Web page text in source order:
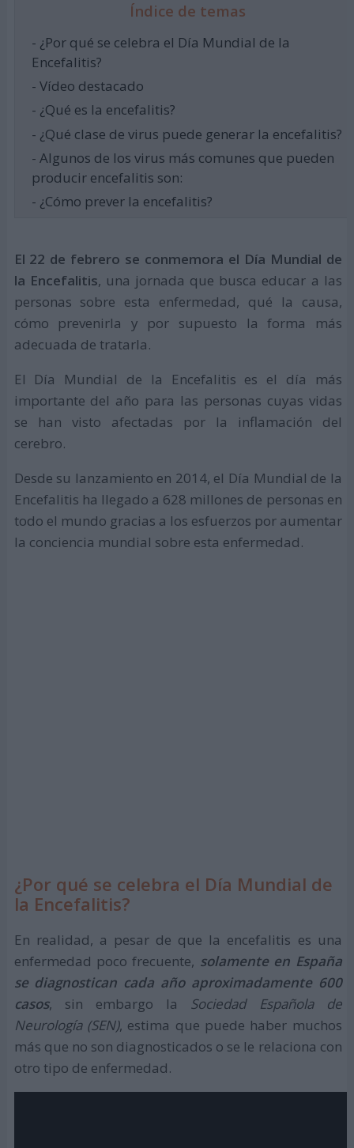
Índice de temas
- ¿Por qué se celebra el Día Mundial de la
Encefalitis?
- Vídeo destacado
- ¿Qué es la encefalitis?
- ¿Qué clase de virus puede generar la encefalitis?
- Algunos de los virus más comunes que pueden
producir encefalitis son:
- ¿Cómo prever la encefalitis?
El 22 de febrero se conmemora el Día Mundial de
la Encefalitis, una jornada que busca educar a las
personas sobre esta enfermedad, qué la causa,
cómo prevenirla y por supuesto la forma más
adecuada de tratarla.
El Día Mundial de la Encefalitis es el día más
importante del año para las personas cuyas vidas
se han visto afectadas por la inflamación del
cerebro.
Desde su lanzamiento en 2014, el Día Mundial de la
Encefalitis ha llegado a 628 millones de personas en
todo el mundo gracias a los esfuerzos por aumentar
la conciencia mundial sobre esta enfermedad.
¿Por qué se celebra el Día Mundial de
la Encefalitis?
En realidad, a pesar de que la encefalitis es una
enfermedad poco frecuente, solamente en España
se diagnostican cada año aproximadamente 600
casos, sin embargo la Sociedad Española de
Neurología (SEN), estima que puede haber muchos
más que no son diagnosticados o se le relaciona con
otro tipo de enfermedad.